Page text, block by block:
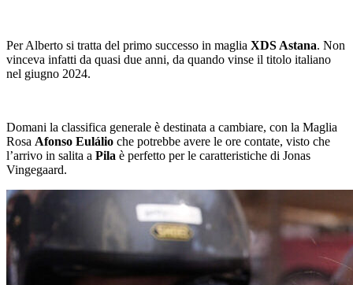
Per Alberto si tratta del primo successo in maglia XDS Astana. Non
vinceva infatti da quasi due anni, da quando vinse il titolo italiano
nel giugno 2024.
Domani la classifica generale è destinata a cambiare, con la Maglia
Rosa Afonso Eulálio che potrebbe avere le ore contate, visto che
l’arrivo in salita a Pila è perfetto per le caratteristiche di Jonas
Vingegaard.